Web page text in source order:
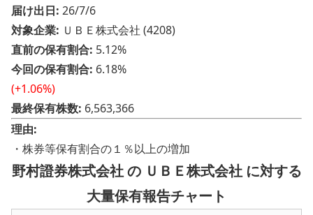
届け出日: 26/7/6
対象企業: ＵＢＥ株式会社 (4208)
直前の保有割合: 5.12%
今回の保有割合: 6.18%
(+1.06%)
最終保有株数: 6,563,366
理由:
・株券等保有割合の１％以上の増加
野村證券株式会社 の ＵＢＥ株式会社 に対する
大量保有報告チャート